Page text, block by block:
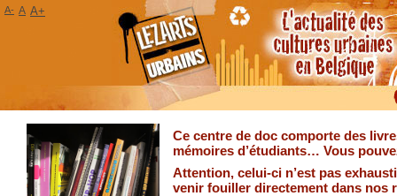
Ce centre de doc comporte des
mémoires d’étudiants… Vous
Attention, celui-ci n’est pas
venir fouiller directement dans nos
A- A A+